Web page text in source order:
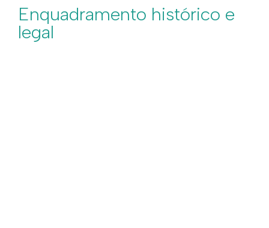
Enquadramento histórico e
legal